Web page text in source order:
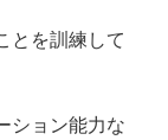
とを訓練して
ション能力な